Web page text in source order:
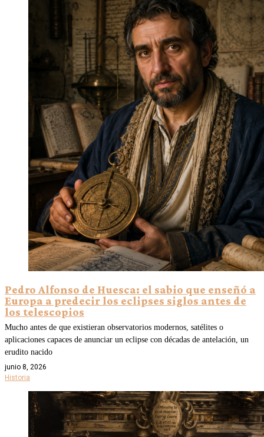
Pedro Alfonso de Huesca: el sabio que enseñó a
Europa a predecir los eclipses siglos antes de
los telescopios
Mucho antes de que existieran observatorios modernos, satélites o
aplicaciones capaces de anunciar un eclipse con décadas de antelación, un
erudito nacido
junio 8, 2026
Historia